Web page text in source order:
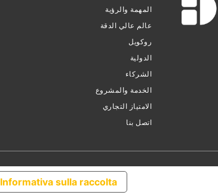
المهمة والرؤية
عالم عالي الدقة
روكويل
الدولية
الشركاء
الخدمة والمشروع
الامتياز التجاري
اتصل بنا
Informativa sulla raccolta